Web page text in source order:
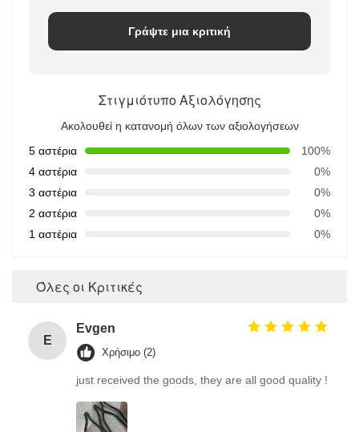
Γράψτε μια κριτική
Στιγμιότυπο Αξιολόγησης
Ακολουθεί η κατανομή όλων των αξιολογήσεων
5 αστέρια
100%
4 αστέρια
0%
3 αστέρια
0%
2 αστέρια
0%
1 αστέρια
0%
Όλες οι Κριτικές
E
Evgen
Χρήσιμο (2)
just received the goods, they are all good quality !